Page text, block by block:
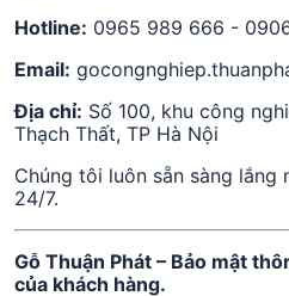
Hotline: 0965 989 666 -
Email:
Địa chỉ: Số 100, khu công
Thạch Thất, TP Hà Nội
Chúng tôi luôn sẵn sàng lắng
24/7.
Gỗ Thuận Phát – Bảo mật
của khách hàng.